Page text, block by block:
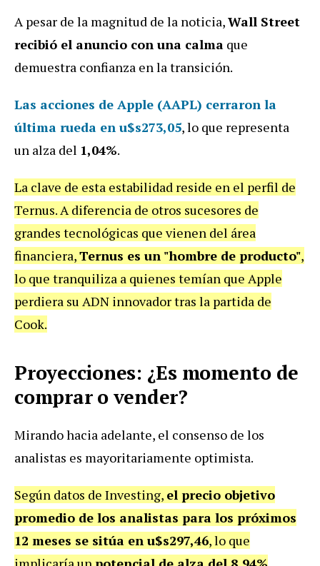
A pesar de la magnitud de la noticia,Wall Street
recibió el anuncio con una calma que
demuestra confianza en la transición.
Las acciones de Apple (AAPL) cerraron la
última rueda en u$s273,05, lo que representa
un alza del 1,04%.
La clave de esta estabilidad reside en el perfil de
Ternus. A diferencia de otros sucesores de
grandes tecnológicas que vienen del área
financiera,Ternus es un "hombre de producto",
lo que tranquiliza a quienes temían que Apple
perdiera su ADN innovador tras la partida de
Cook.
Proyecciones: ¿Es momento de
comprar o vender?
Mirando hacia adelante, el consenso de los
analistas es mayoritariamente optimista.
Según datos de Investing, el precio objetivo
promedio de los analistas para los próximos
12 meses se sitúa en u$s297,46, lo que